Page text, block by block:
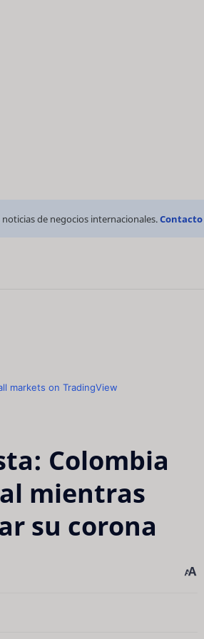
de negocios internacionales.Contacto
markets on TradingView
Colombia
mientras
su corona